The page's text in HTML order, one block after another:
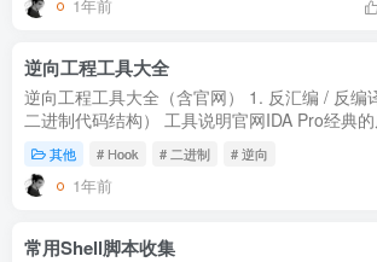
1年前
逆向工程工具大全
逆向工程工具大全（含官网） 1. 反汇编 / 反编
二进制代码结构） 工具说明官网IDA Pro经典
多架构，付费（有免费版但功能有限）。https://
rays.comGhidraN...
其他 # Hook # 二进制 # 逆向
1年前
常用Shell脚本收集